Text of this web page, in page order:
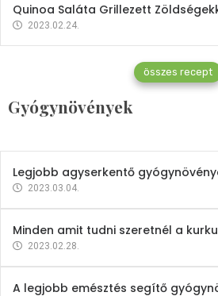
Quinoa Saláta Grillezett
2023.02.24.
összes recept
Gyógynövények
Gyógynövények
Mindent a petrezselyemről
2023.12.21.
Legjobb agyserkentő
2023.03.04.
Minden amit tudni szeretnél a
2023.02.28.
A legjobb emésztés segítő